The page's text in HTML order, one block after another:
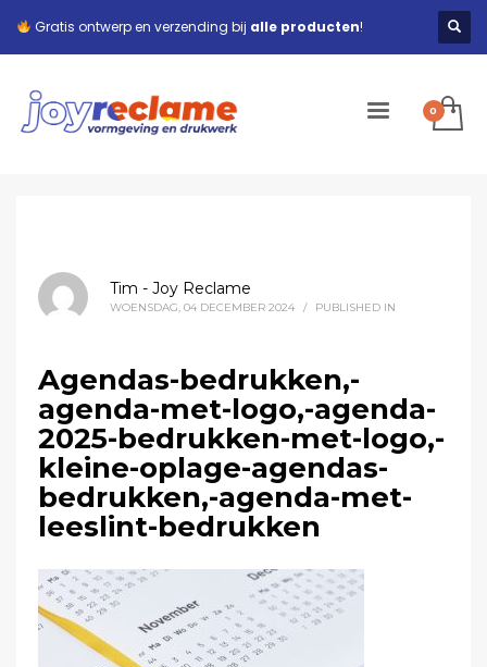
Gratis ontwerp en verzending bij alle producten!
Tim - Joy Reclame
WOENSDAG, 04 DECEMBER 2024 / PUBLISHED IN
Agendas-bedrukken,-
agenda-met-logo,-agenda-
2025-bedrukken-met-logo,-
kleine-oplage-agendas-
bedrukken,-agenda-met-
leeslint-bedrukken